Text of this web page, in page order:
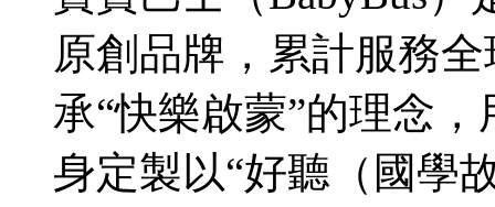
原創品牌，累計服務
承“快樂啟蒙”的理念
身定製以“好聽（國學